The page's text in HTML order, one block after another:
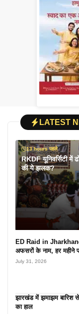
LATEST
13 hours पहले
RKDF यूनिवर्सिटी में
की ये झलक?
ED Raid in
अफसरों के नाम, हर महीने
July 31, 2026
झारखंड में झमाझम बारिश
का हाल